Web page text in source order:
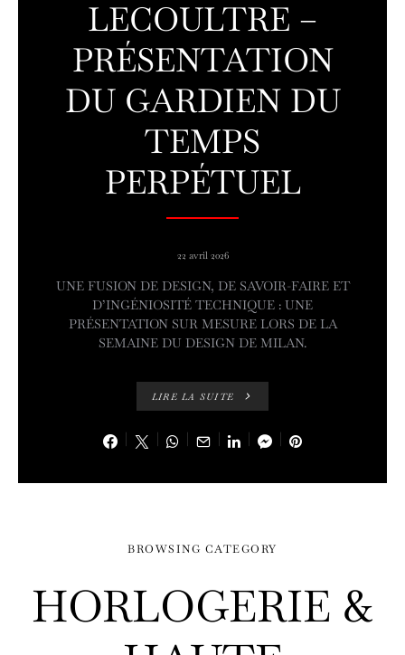
LECOULTRE –
PRÉSENTATION
DU GARDIEN DU
TEMPS
PERPÉTUEL
22 avril 2026
UNE FUSION DE DESIGN, DE SAVOIR-FAIRE ET
D’INGÉNIOSITÉ TECHNIQUE : UNE
PRÉSENTATION SUR MESURE LORS DE LA
SEMAINE DU DESIGN DE MILAN.
LIRE LA SUITE
BROWSING CATEGORY
HORLOGERIE &